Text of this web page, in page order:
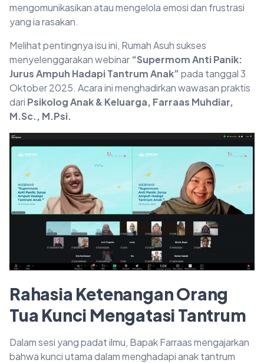
mengomunikasikan atau mengelola emosi dan frustrasi
yang ia rasakan.
Melihat pentingnya isu ini, Rumah Asuh sukses
menyelenggarakan webinar “Supermom Anti Panik:
Jurus Ampuh Hadapi Tantrum Anak”pada tanggal 3
Oktober 2025. Acara ini menghadirkan wawasan praktis
dari Psikolog Anak & Keluarga, Farraas Muhdiar,
M.Sc., M.Psi.
Rahasia Ketenangan Orang
Tua Kunci Mengatasi Tantrum
Dalam sesi yang padat ilmu, Bapak Farraas mengajarkan
bahwa kunci utama dalam menghadapi anak tantrum